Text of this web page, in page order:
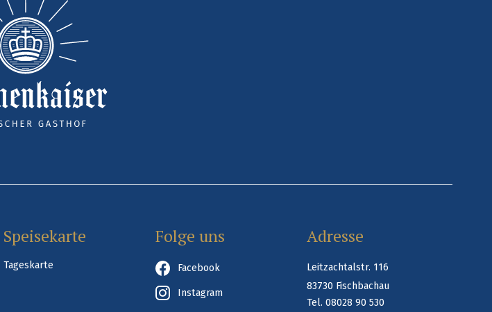
Adresse
Leitzachtalstr. 116
83730 Fischbachau
Tel. 08028 90 530
Speisekarte
Tageskarte
Folge uns
Facebook
Instagram